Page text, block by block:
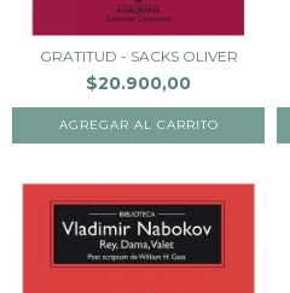
GRATITUD - SACKS OLIVER
$20.900,00